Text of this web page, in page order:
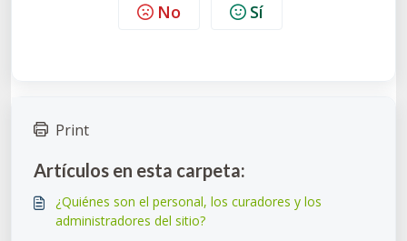
No Sí
Print
Artículos en esta carpeta:
¿Quiénes son el personal, los curadores y los
administradores del sitio?